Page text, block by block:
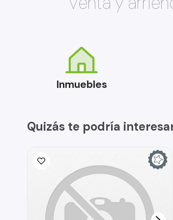
Inmuebles
Quizás te podría